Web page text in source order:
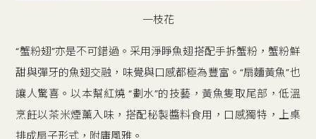
一枝花
“蟹粉翅”亦是不可錯過。采用淨睜魚翅搭配手拆蟹粉，蟹粉鮮
甜與彈牙的魚翅交融，味覺與口感都極為豐富。“扇麵黃魚”也
讓人驚喜。以本幫紅燒 “劃水”的技藝，黃魚隻取尾部，低溫
烹飪以茶米煙薰入味，搭配秘製醬料食用，口感獨特，上桌
排成扇子形式，附庸風雅。